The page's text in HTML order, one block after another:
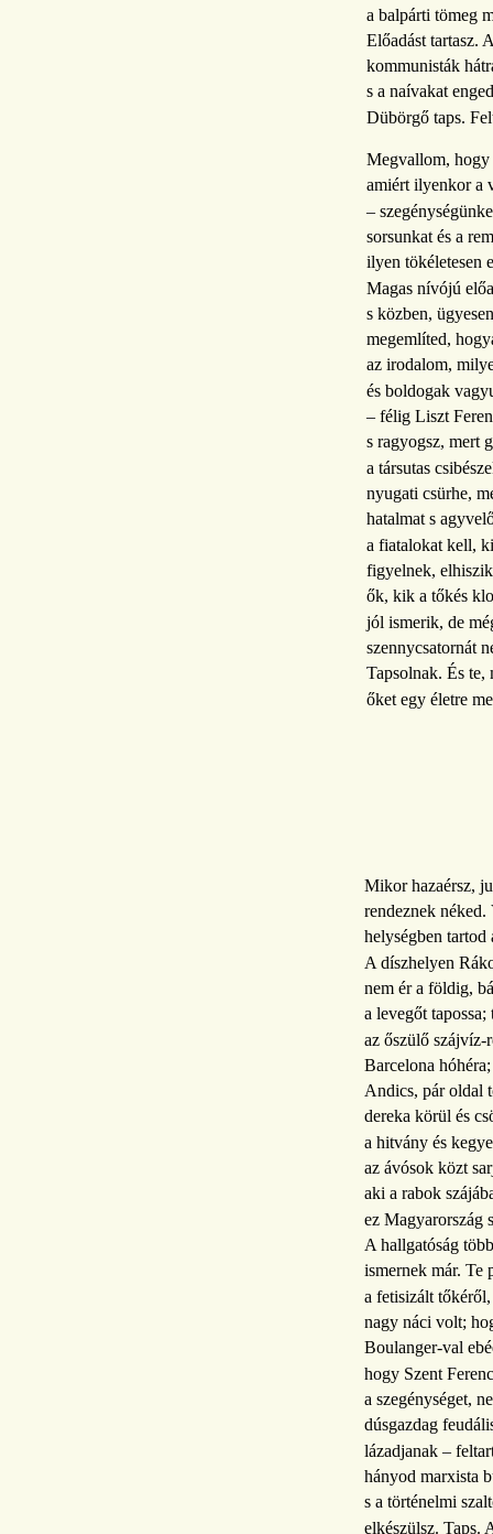
a balpárti tömeg
Előadást tartasz.
kommunisták
s a naívakat
Dübörgő taps.
Megvallom, hogy
amiért ilyenkor a
–
sorsunkat és a
ilyen tökéletesen
Magas nívójú
s közben,
megemlíted,
az irodalom,
és boldogak
– félig Liszt
s ragyogsz, mert
a társutas
nyugati csürhe,
hatalmat s
a fiatalokat kell,
figyelnek,
ők, kik a tőkés
jól ismerik, de
szennycsatornát
Tapsolnak. És te,
őket egy életre
Mikor hazaérsz,
rendeznek
helységben tartod
A díszhelyen
nem ér a földig,
a levegőt tapossa;
az őszülő szájvíz-
Barcelona
Andics, pár oldal
dereka körül és
a hitvány és
az ávósok közt
aki a rabok
ez Magyarország
A hallgatóság
ismernek már. Te
a fetisizált
nagy náci volt;
Boulanger-val
hogy Szent
a szegénységet,
dúsgazdag
lázadjanak –
hányod marxista
s a történelmi
elkészülsz. Taps.